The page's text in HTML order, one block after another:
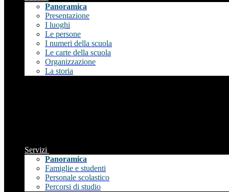
Panoramica
Presentazione
I luoghi
Le persone
I numeri della scuola
Le carte della scuola
Organizzazione
La storia
Servizi
Panoramica
Famiglie e studenti
Personale scolastico
Percorsi di studio